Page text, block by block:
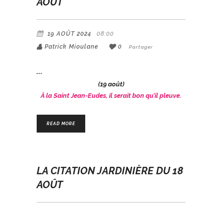
19 AOÛT 2024
08:00
Patrick Mioulane
0 Partager
(19 août)
À la Saint Jean-Eudes, il serait bon qu’il pleuve.
READ MORE
LA CITATION JARDINIÈRE DU 18
AOÛT